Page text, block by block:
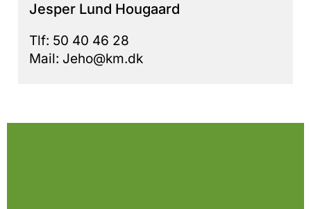
Jesper Lund Hougaard
Tlf: 50 40 46 28
Mail: Jeho@km.dk